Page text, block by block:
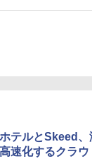
テルとSkeed、
速化するクラウ